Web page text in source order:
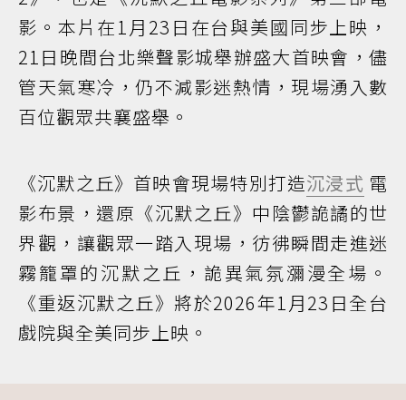
影。本片在1月23日在台與美國同步上映，
21日晚間台北樂聲影城舉辦盛大首映會，儘
管天氣寒冷，仍不減影迷熱情，現場湧入數
百位觀眾共襄盛舉。
《沉默之丘》首映會現場特別打造沉浸式 電
影布景，還原《沉默之丘》中陰鬱詭譎的世
界觀，讓觀眾一踏入現場，彷彿瞬間走進迷
霧籠罩的沉默之丘，詭異氣氛瀰漫全場。
《重返沉默之丘》將於2026年1月23日全台
戲院與全美同步上映。